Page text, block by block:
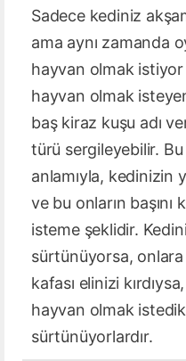
Sadece kediniz
ama aynı zamanda
hayvan olmak
hayvan olmak
baş kiraz kuşu adı
türü sergileyebilir.
anlamıyla, kedinizin
ve bu onların başını
isteme şeklidir.
sürtünüyorsa, onlara
kafası elinizi
hayvan olmak
sürtünüyorlardır.